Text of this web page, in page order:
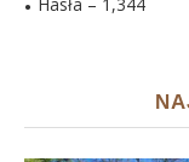
Hasła – 1,344